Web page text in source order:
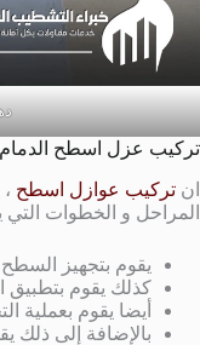
تركيب عزل اسطح الدمام
ان تركيب عوازل اسطح
المراحل و الخطوات التي
يقوم بتجهيز
كذلك يقوم بتطبيق
أيضا يقوم بعملية
بالإضافة إلى